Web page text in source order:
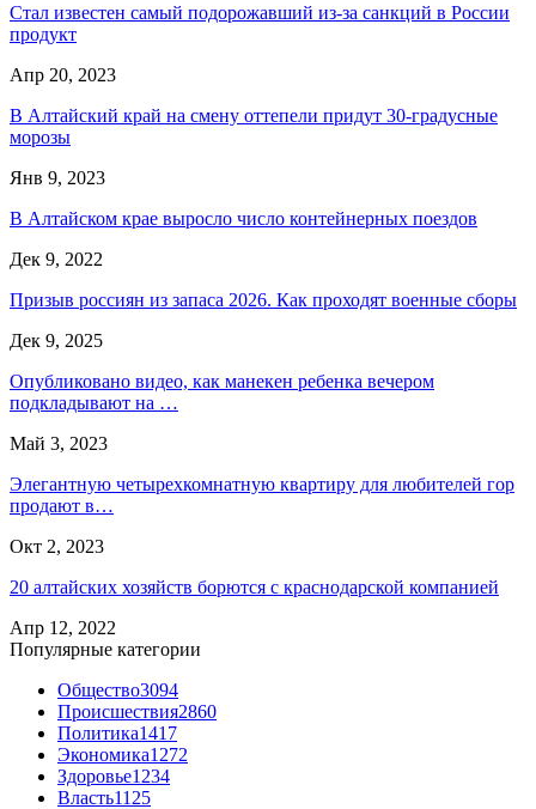
Стал известен самый подорожавший из-за санкций в России
продукт
Апр 20, 2023
В Алтайский край на смену оттепели придут 30-градусные
морозы
Янв 9, 2023
В Алтайском крае выросло число контейнерных поездов
Дек 9, 2022
Призыв россиян из запаса 2026. Как проходят военные сборы
Дек 9, 2025
Опубликовано видео, как манекен ребенка вечером
подкладывают на …
Май 3, 2023
Элегантную четырехкомнатную квартиру для любителей гор
продают в…
Окт 2, 2023
20 алтайских хозяйств борются с краснодарской компанией
Апр 12, 2022
Популярные категории
Общество3094
Происшествия2860
Политика1417
Экономика1272
Здоровье1234
Власть1125